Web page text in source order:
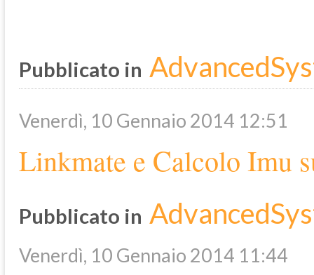
Pubblicato in
Venerdì, 10 Gennaio 2014 12:51
Linkmate e Calcolo Imu
Pubblicato in
Venerdì, 10 Gennaio 2014 11:44